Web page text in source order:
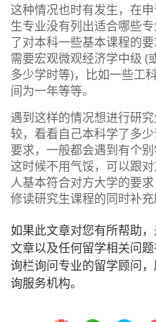
这种情况也时有发生，在
生专业没有列出适合哪些
了对本科一些基本课程的
需要宏观微观经济学中级 (
多少学时等)，比如一些工
间为一年等等。
遇到这样的情况想进行研
较，看看自己本科学了多
要求，一般都会遇到有个
这时候不用气馁，可以跟
人基本符合对方大学的要
修读研究生课程的同时补充
如果此文章对您有所帮助
文章以及任何留学相关问
询栏询问专业的留学顾问
询服务机构。